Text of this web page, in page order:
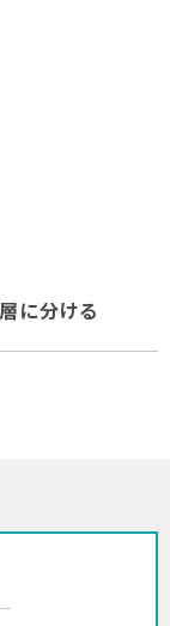
に分ける